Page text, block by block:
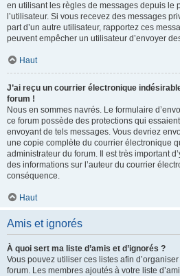
en utilisant les règles de messages depuis le
l’utilisateur. Si vous recevez des messages
part d’un autre utilisateur, rapportez ces
peuvent empêcher un utilisateur d’envoyer
Haut
J’ai reçu un courrier électronique
forum !
Nous en sommes navrés. Le formulaire
ce forum possède des protections qui
envoyant de tels messages. Vous devriez
une copie complète du courrier électronique
administrateur du forum. Il est très important
des informations sur l’auteur du courrier
conséquence.
Haut
Amis et ignorés
À quoi sert ma liste d’amis et d’ignorés ?
Vous pouvez utiliser ces listes afin
forum. Les membres ajoutés à votre liste